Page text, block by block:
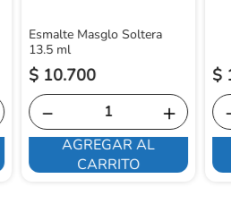
Esmalte Masglo Soltera
13.5 ml
$ 10.700
＋
－
AGREGAR AL
CARRITO
$